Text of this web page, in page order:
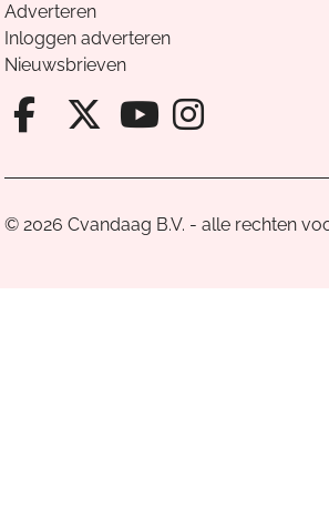
Adverteren
Inloggen adverteren
Nieuwsbrieven
Facebook van
X van
© 2026 Cvandaag B.V. - alle rechten